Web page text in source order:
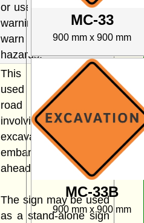
or used to supplement
warning signs that
warn of specific
hazards.
This sign may be
used to indicate that
road construction
involving either an
excavation area or an
embankment area lies
ahead.
The sign may be used
as a stand-alone sign
MC-33
900 mm x 900 mm
MC-33B
900 mm x 900 mm